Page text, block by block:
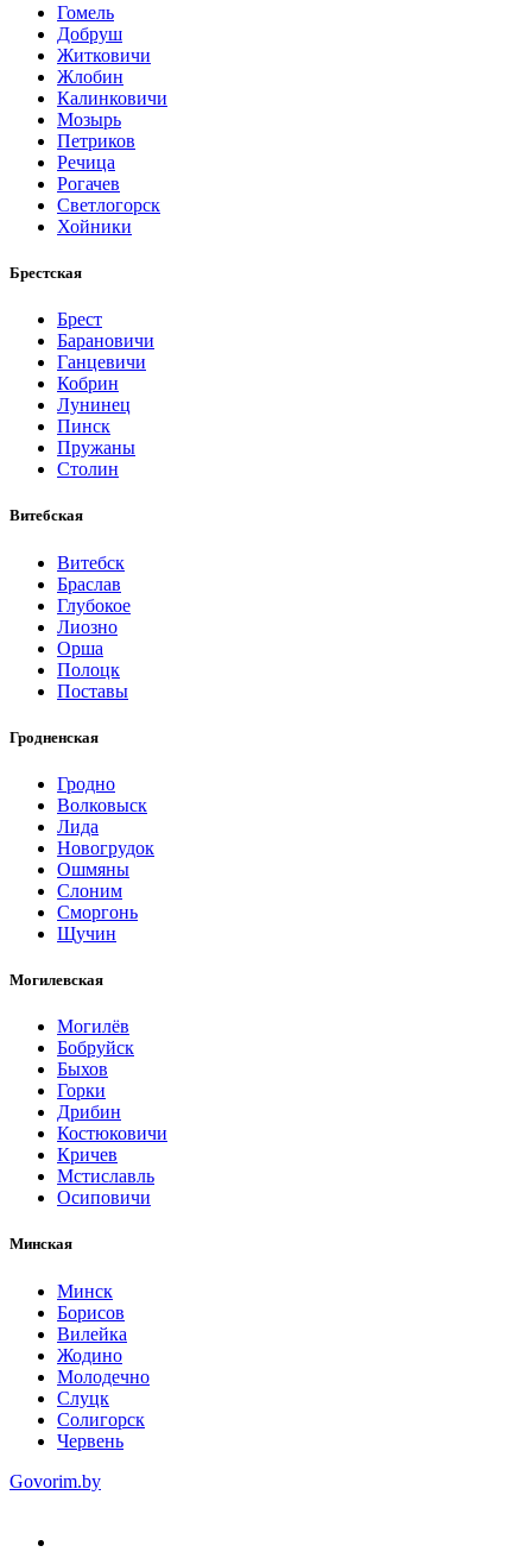
Гомель
Добруш
Житковичи
Жлобин
Калинковичи
Мозырь
Петриков
Речица
Рогачев
Светлогорск
Хойники
Брестская
Брест
Барановичи
Ганцевичи
Кобрин
Лунинец
Пинск
Пружаны
Столин
Витебская
Витебск
Браслав
Глубокое
Лиозно
Орша
Полоцк
Поставы
Гродненская
Гродно
Волковыск
Лида
Новогрудок
Ошмяны
Слоним
Сморгонь
Щучин
Могилевская
Могилёв
Бобруйск
Быхов
Горки
Дрибин
Костюковичи
Кричев
Мстиславль
Осиповичи
Минская
Минск
Борисов
Вилейка
Жодино
Молодечно
Слуцк
Солигорск
Червень
Govorim.by